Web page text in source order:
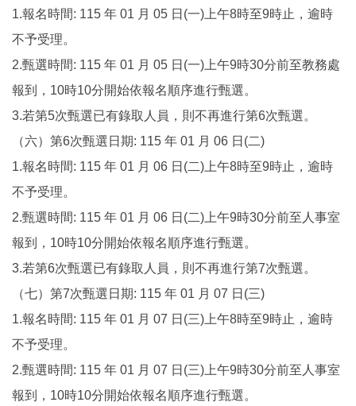
1.報名時間: 115 年 01 月 05 日(一)上午8時至9時止，逾時
不予受理。
2.甄選時間: 115 年 01 月 05 日(一)上午9時30分前至教務處
報到，10時10分開始依報名順序進行甄選。
3.若第5次甄選已有錄取人員，則不再進行第6次甄選。
（六）第6次甄選日期: 115 年 01 月 06 日(二)
1.報名時間: 115 年 01 月 06 日(二)上午8時至9時止，逾時
不予受理。
2.甄選時間: 115 年 01 月 06 日(二)上午9時30分前至人事室
報到，10時10分開始依報名順序進行甄選。
3.若第6次甄選已有錄取人員，則不再進行第7次甄選。
（七）第7次甄選日期: 115 年 01 月 07 日(三)
1.報名時間: 115 年 01 月 07 日(三)上午8時至9時止，逾時
不予受理。
2.甄選時間: 115 年 01 月 07 日(三)上午9時30分前至人事室
報到，10時10分開始依報名順序進行甄選。